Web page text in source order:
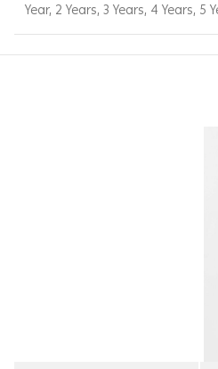
, 2 Years, 3 Years, 4 Years, 5